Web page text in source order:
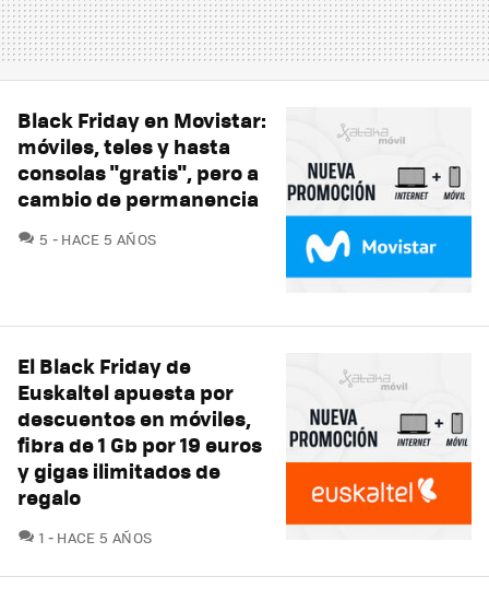
Black Friday en Movistar:
móviles, teles y hasta
consolas "gratis", pero a
cambio de permanencia
5 COMENTARIOS
HACE 5 AÑOS
El Black Friday de
Euskaltel apuesta por
descuentos en móviles,
fibra de 1 Gb por 19 euros
y gigas ilimitados de
regalo
1 COMENTARIOS
HACE 5 AÑOS